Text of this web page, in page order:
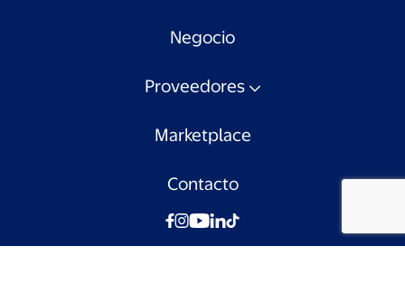
Negocio
Proveedores
Marketplace
Contacto